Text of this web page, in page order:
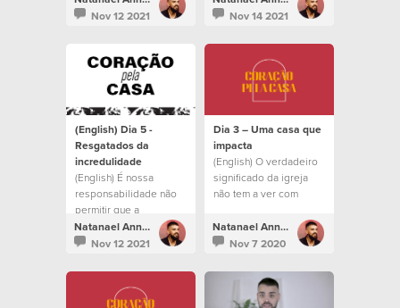
saquen de todo lo que
Nov 12 2021
daquilo que Ele está
Nov 14 2021
(English) Dia 5 -
Resgatados da
incredulidade
(English) É nossa
responsabilidade não
permitir que a
familiaridade e a
incredulidade nos
Deus tem para nós.
Natanael Annacondia
Nov 12 2021
Dia 3 – Uma casa que
impacta
(English) O verdadeiro
significado da igreja
não tem a ver com
Natanael Annacondia
Nov 7 2020